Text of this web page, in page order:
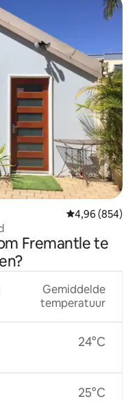
Gemiddelde
4,96 (854)
Fremantle te
Gemiddelde
temperatuur
24°C
25°C